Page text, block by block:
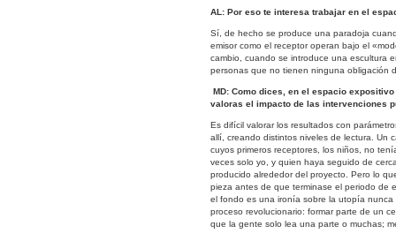
AL: Por eso te interesa trabajar en el
Sí, de hecho se produce una paradoja
emisor como el receptor operan bajo el
cambio, cuando se introduce una escultura
personas que no tienen ninguna obligación
MD: Como dices, en el espacio
valoras el impacto de las intervenciones
Es difícil valorar los resultados con
allí, creando distintos niveles de lectura. Un
cuyos primeros receptores, los niños, no
veces solo yo, y quien haya seguido de
producido alrededor del proyecto. Pero lo
pieza antes de que terminase el periodo de
el fondo es una ironía sobre la utopía
proceso revolucionario: formar parte de un
que la gente solo lea una parte o muchas;